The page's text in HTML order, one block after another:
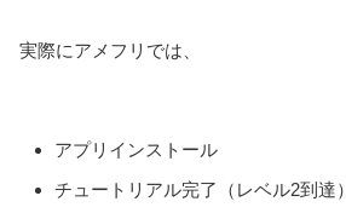
実際にアメフリでは、
アプリインストール
チュートリアル完了（レベル2到達）